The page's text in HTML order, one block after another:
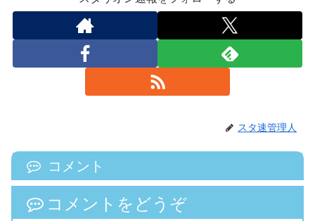
スタ速管理人
コメント
コメントをどうぞ